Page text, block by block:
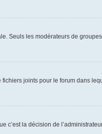
Seuls les modérateurs de
joints pour le forum dans
la décision de